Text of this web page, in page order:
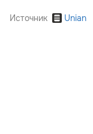
Источник Unian